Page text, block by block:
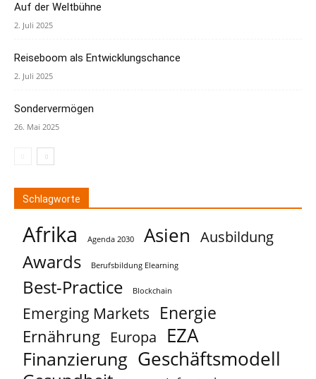
Auf der Weltbühne
2. Juli 2025
Reiseboom als Entwicklungschance
2. Juli 2025
Sondervermögen
26. Mai 2025
Schlagworte
Afrika Agenda 2030 Asien Ausbildung
Awards Berufsbildung Elearning
Best-Practice Blockchain
Emerging Markets Energie
Ernährung Europa EZA
Finanzierung Geschäftsmodell